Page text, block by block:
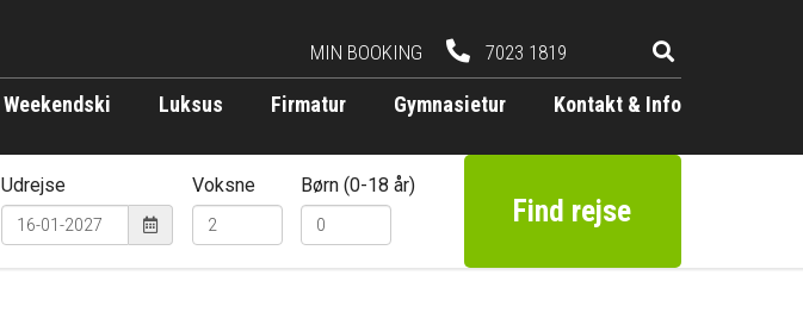
Weekendski Luksus Firmatur Gymnasietur Kontakt & Info
MIN BOOKING 7023 1819
Find rejse
Udrejse Voksne Børn (0-18 år)